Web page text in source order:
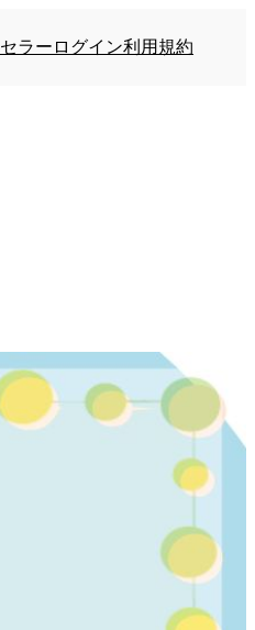
ラーログイン利用規約